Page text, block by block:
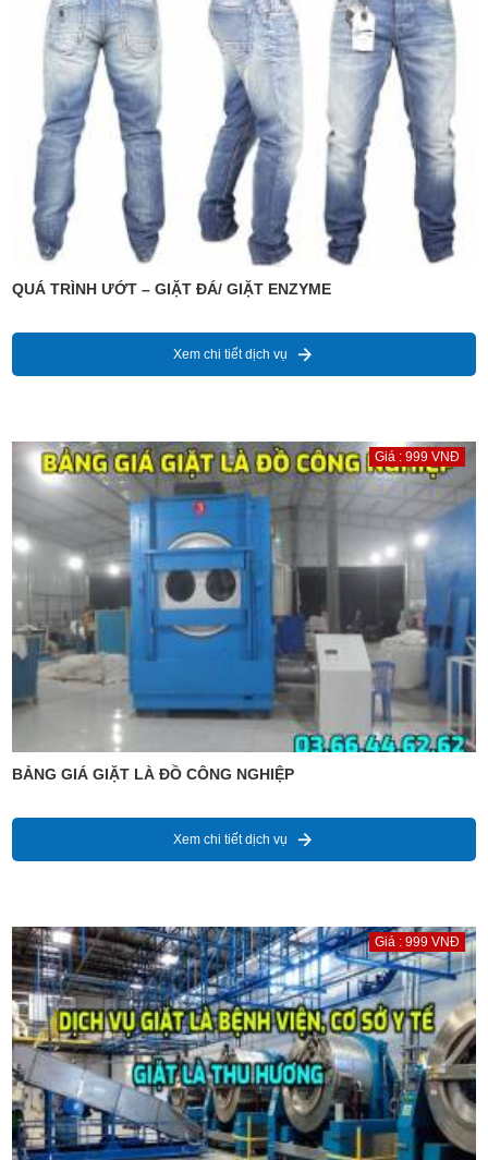
QUÁ TRÌNH ƯỚT – GIẶT ĐÁ/ GIẶT ENZYME
Xem chi tiết dịch vụ
Giá : 999 VNĐ
BẢNG GIÁ GIẶT LÀ ĐỒ CÔNG NGHIỆP
Xem chi tiết dịch vụ
Giá : 999 VNĐ